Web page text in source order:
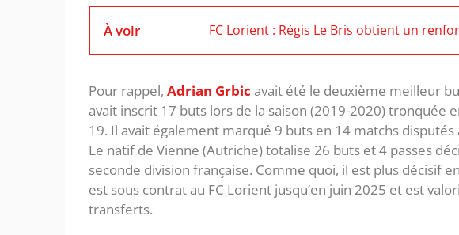
À voir FC Lorient : Régis Le Bris obtient un
Pour rappel, Adrian Grbic avait été le deuxième meilleur
avait inscrit 17 buts lors de la saison (2019-2020) tronquée
19. Il avait également marqué 9 buts en 14 matchs disputés
Le natif de Vienne (Autriche) totalise 26 buts et 4 passes
seconde division française. Comme quoi, il est plus décisif
est sous contrat au FC Lorient jusqu’en juin 2025 et est
transferts.